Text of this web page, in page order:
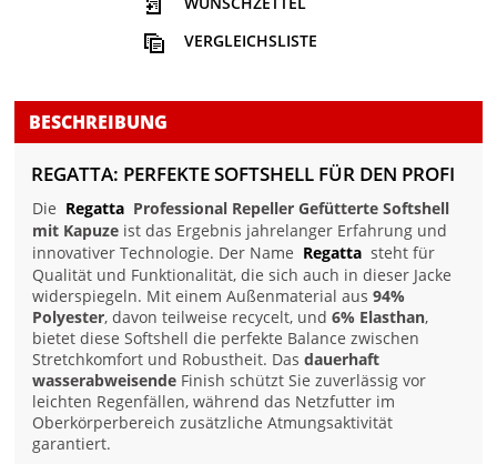
VERGLEICHSLISTE
BESCHREIBUNG
REGATTA: PERFEKTE SOFTSHELL FÜR DEN PROFI
Die Regatta Professional Repeller Gefütterte Softshell
mit Kapuze ist das Ergebnis jahrelanger Erfahrung und
innovativer Technologie. Der Name Regatta steht für
Qualität und Funktionalität, die sich auch in dieser Jacke
widerspiegeln. Mit einem Außenmaterial aus94%
Polyester, davon teilweise recycelt, und6% Elasthan,
bietet diese Softshell die perfekte Balance zwischen
Stretchkomfort und Robustheit. Dasdauerhaft
wasserabweisende Finish schützt Sie zuverlässig vor
leichten Regenfällen, während das Netzfutter im
Oberkörperbereich zusätzliche Atmungsaktivität
garantiert.